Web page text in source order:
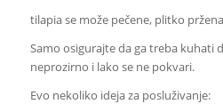
tilapia se može pečene, plitko
Samo osigurajte da ga treba kuhati
neprozirno i lako se ne pokvari.
Evo nekoliko ideja za posluživanje: